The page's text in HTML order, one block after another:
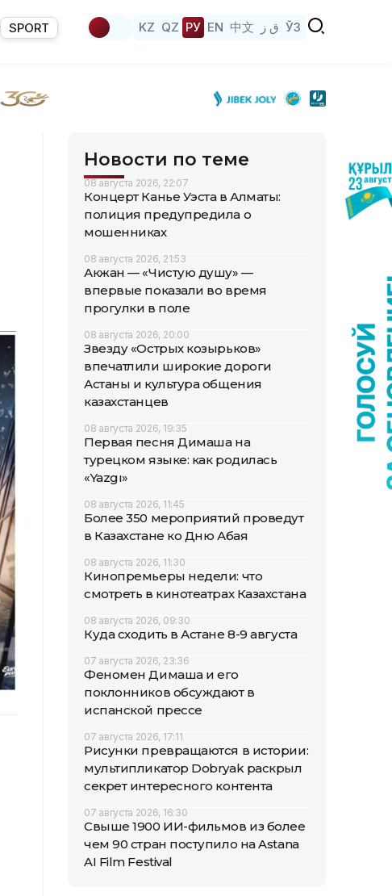
SPORT KZ QZ РУ EN 中文 ق ز ЎЗ
Новости по теме
08 августа 2026, 22:07
Концерт Канье Уэста в Алматы:
полиция предупредила о
мошенниках
08 августа 2026, 21:53
Акжан — «Чистую душу» —
впервые показали во время
прогулки в поле
08 августа 2026, 20:00
Звезду «Острых козырьков»
впечатлили широкие дороги
Астаны и культура общения
казахстанцев
08 августа 2026, 19:35
Первая песня Димаша на
турецком языке: как родилась
«Yazgı»
08 августа 2026, 11:45
Более 350 мероприятий проведут
в Казахстане ко Дню Абая
08 августа 2026, 11:30
Кинопремьеры недели: что
смотреть в кинотеатрах Казахстана
08 августа 2026, 09:30
Куда сходить в Астане 8-9 августа
07 августа 2026, 23:36
Феномен Димаша и его
поклонников обсуждают в
испанской прессе
07 августа 2026, 17:11
Рисунки превращаются в истории:
мультипликатор Dobryak раскрыл
секрет интересного контента
07 августа 2026, 16:30
Свыше 1900 ИИ-фильмов из более
чем 90 стран поступило на Astana
AI Film Festival